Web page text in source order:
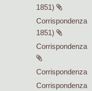
1851)
Corrispondenza
1851)
Corrispondenza
Corrispondenza
Corrispondenza